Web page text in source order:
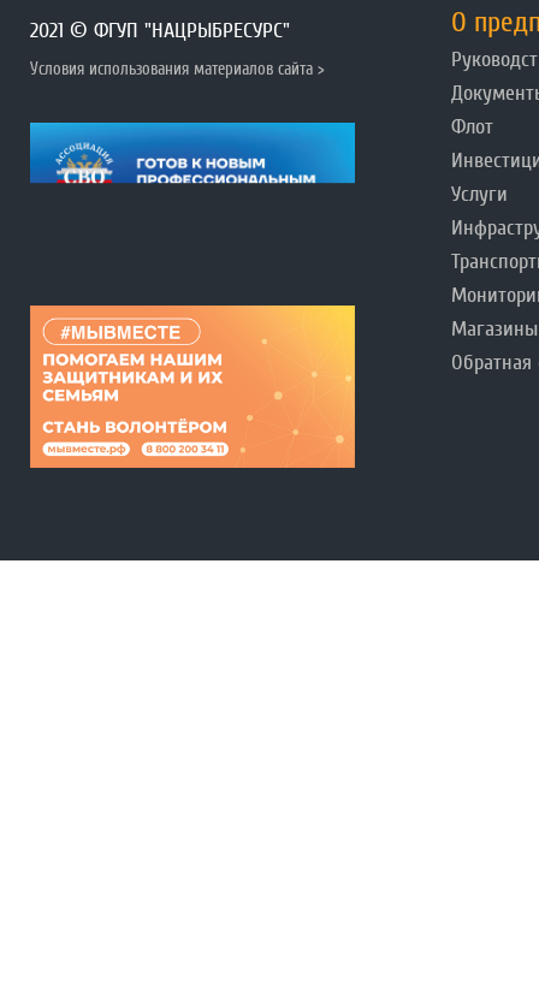
2021 © ФГУП "НАЦРЫБРЕСУРС"
Условия использования материалов сайта >
О
Флот
Услуги
Магазины
Обратная